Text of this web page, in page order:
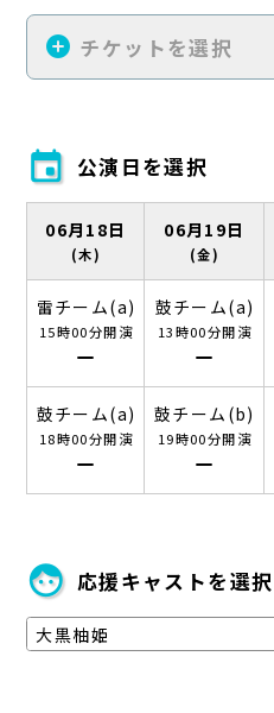
add_circle チケットを選択
event 公演日を選択
06月18日
(木)
06月19日
(金)
雷チーム(a)
15時00分開演
remove
鼓チーム(a)
13時00分開演
remove
鼓チーム(a)
18時00分開演
remove
鼓チーム(b)
19時00分開演
remove
face 応援キャストを選択